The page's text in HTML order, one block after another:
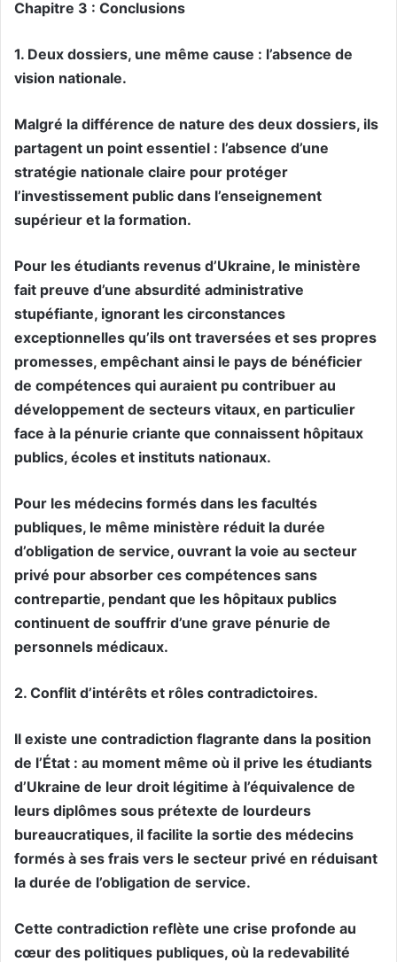
Chapitre 3 : Conclusions
1. Deux dossiers, une même cause : l’absence de
vision nationale.
Malgré la différence de nature des deux dossiers, ils
partagent un point essentiel : l’absence d’une
stratégie nationale claire pour protéger
l’investissement public dans l’enseignement
supérieur et la formation.
Pour les étudiants revenus d’Ukraine, le ministère
fait preuve d’une absurdité administrative
stupéfiante, ignorant les circonstances
exceptionnelles qu’ils ont traversées et ses propres
promesses, empêchant ainsi le pays de bénéficier
de compétences qui auraient pu contribuer au
développement de secteurs vitaux, en particulier
face à la pénurie criante que connaissent hôpitaux
publics, écoles et instituts nationaux.
Pour les médecins formés dans les facultés
publiques, le même ministère réduit la durée
d’obligation de service, ouvrant la voie au secteur
privé pour absorber ces compétences sans
contrepartie, pendant que les hôpitaux publics
continuent de souffrir d’une grave pénurie de
personnels médicaux.
2. Conflit d’intérêts et rôles contradictoires.
Il existe une contradiction flagrante dans la position
de l’État : au moment même où il prive les étudiants
d’Ukraine de leur droit légitime à l’équivalence de
leurs diplômes sous prétexte de lourdeurs
bureaucratiques, il facilite la sortie des médecins
formés à ses frais vers le secteur privé en réduisant
la durée de l’obligation de service.
Cette contradiction reflète une crise profonde au
cœur des politiques publiques, où la redevabilité